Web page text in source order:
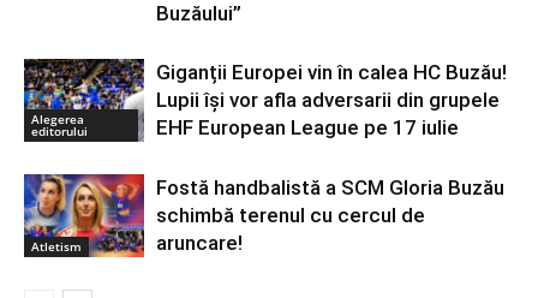
Buzăului”
Alegerea
editorului
Giganții Europei vin în calea HC Buzău!
Lupii își vor afla adversarii din grupele
EHF European League pe 17 iulie
Atletism
Fostă handbalistă a SCM Gloria Buzău
schimbă terenul cu cercul de
aruncare!